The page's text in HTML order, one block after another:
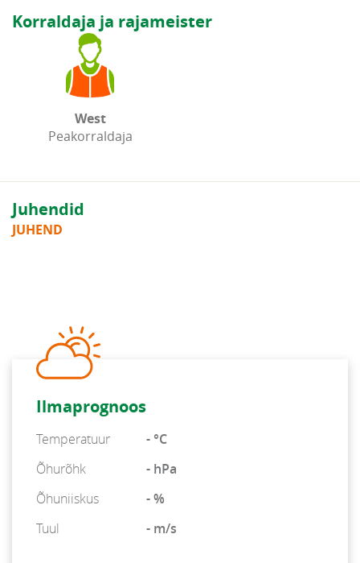
Korraldaja ja rajameister
West
Peakorraldaja
Juhendid
JUHEND
Ilmaprognoos
Temperatuur
- °C
Õhurõhk
- hPa
Õhuniiskus
- %
Tuul
- m/s